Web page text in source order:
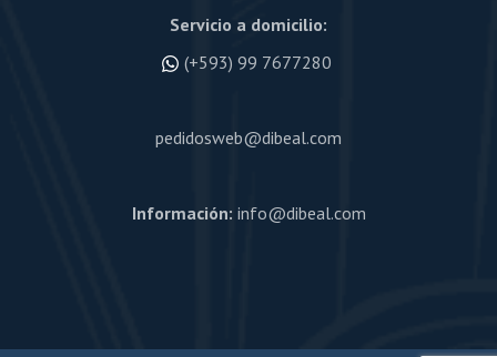
Servicio a domicilio:
(+593) 99 7677280
pedidosweb@dibeal.com
Información: info@dibeal.com